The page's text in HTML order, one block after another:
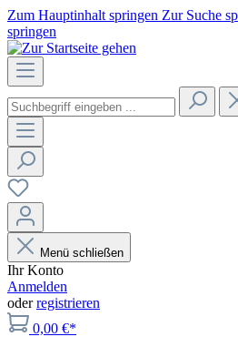
Zum Hauptinhalt springen Zur Suche
springen
Menü schließen
Ihr Konto
Anmelden
oderregistrieren
0,00 €*